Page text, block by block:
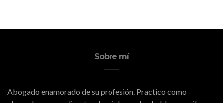
Sobre mí
Abogado enamorado de su profesión. Practico como